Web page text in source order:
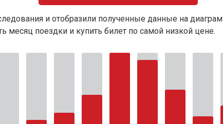
и отобразили полученные данные на
месяц поездки и купить билет по самой низкой цене.